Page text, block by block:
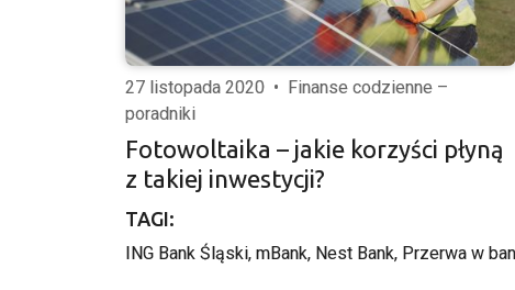
27 listopada 2020 • Finanse codzienne –
poradniki
Fotowoltaika – jakie korzyści płyną
z takiej inwestycji?
TAGI:
ING Bank Śląski, mBank, Nest Bank, Przerwa w